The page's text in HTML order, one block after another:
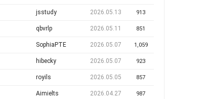
jsstudy 2026.05.13 913
qbvrlp 2026.05.11 851
SophiaPTE 2026.05.07 1,059
hibecky 2026.05.07 923
royils 2026.05.05 857
Aimielts 2026.04.27 987